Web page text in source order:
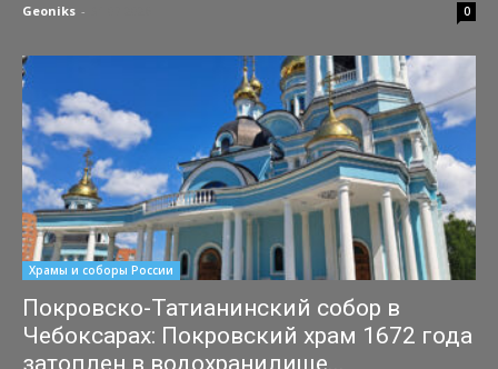
Geoniks - 0
Храмы и соборы России
Покровско-Татианинский собор в
Чебоксарах: Покровский храм 1672 года
затоплен в водохранилище...